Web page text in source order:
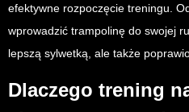
efektywne rozpoczęcie treningu.
wprowadzić trampolinę do swojej
lepszą sylwetką, ale także
Dlaczego trening